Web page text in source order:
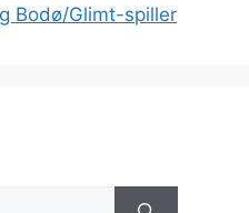
Bodø/Glimt-spiller